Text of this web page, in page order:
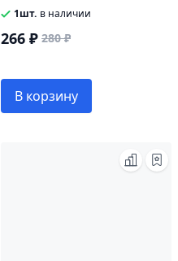
1шт. в наличии
266 ₽ 280 ₽
В корзину